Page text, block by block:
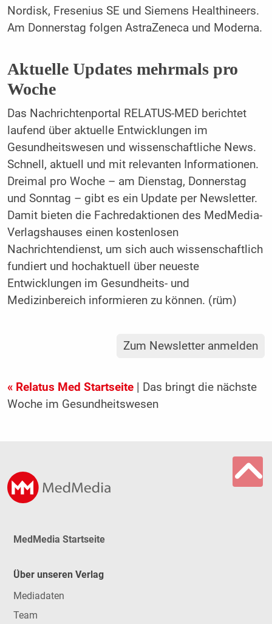
Nordisk, Fresenius SE und Siemens Healthineers.
Am Donnerstag folgen AstraZeneca und Moderna.
Aktuelle Updates mehrmals pro
Woche
Das Nachrichtenportal RELATUS-MED berichtet
laufend über aktuelle Entwicklungen im
Gesundheitswesen und wissenschaftliche News.
Schnell, aktuell und mit relevanten Informationen.
Dreimal pro Woche – am Dienstag, Donnerstag
und Sonntag – gibt es ein Update per Newsletter.
Damit bieten die Fachredaktionen des MedMedia-
Verlagshauses einen kostenlosen
Nachrichtendienst, um sich auch wissenschaftlich
fundiert und hochaktuell über neueste
Entwicklungen im Gesundheits- und
Medizinbereich informieren zu können. (rüm)
Zum Newsletter anmelden
« Relatus Med Startseite| Das bringt die nächste
Woche im Gesundheitswesen
MedMedia Startseite
Über unseren Verlag
Mediadaten
Team